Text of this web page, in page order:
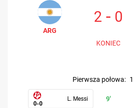
ARG
2 - 0
KONIEC
pierwsza połowa: 1
9'
0-0
L. Messi